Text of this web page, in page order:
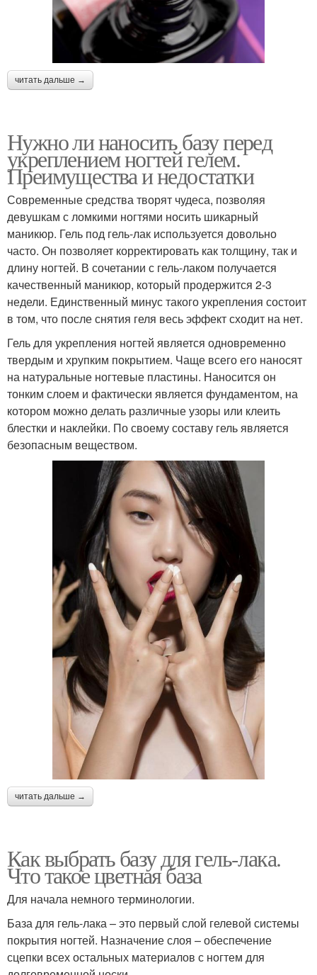
читать дальше →
Нужно ли наносить базу перед
укреплением ногтей гелем.
Преимущества и недостатки
Современные средства творят чудеса, позволяя
девушкам с ломкими ногтями носить шикарный
маникюр. Гель под гель-лак используется довольно
часто. Он позволяет корректировать как толщину, так и
длину ногтей. В сочетании с гель-лаком получается
качественный маникюр, который продержится 2-3
недели. Единственный минус такого укрепления состоит
в том, что после снятия геля весь эффект сходит на нет.
Гель для укрепления ногтей является одновременно
твердым и хрупким покрытием. Чаще всего его наносят
на натуральные ногтевые пластины. Наносится он
тонким слоем и фактически является фундаментом, на
котором можно делать различные узоры или клеить
блестки и наклейки. По своему составу гель является
безопасным веществом.
читать дальше →
Как выбрать базу для гель-лака.
Что такое цветная база
Для начала немного терминологии.
База для гель-лака – это первый слой гелевой системы
покрытия ногтей. Назначение слоя – обеспечение
сцепки всех остальных материалов с ногтем для